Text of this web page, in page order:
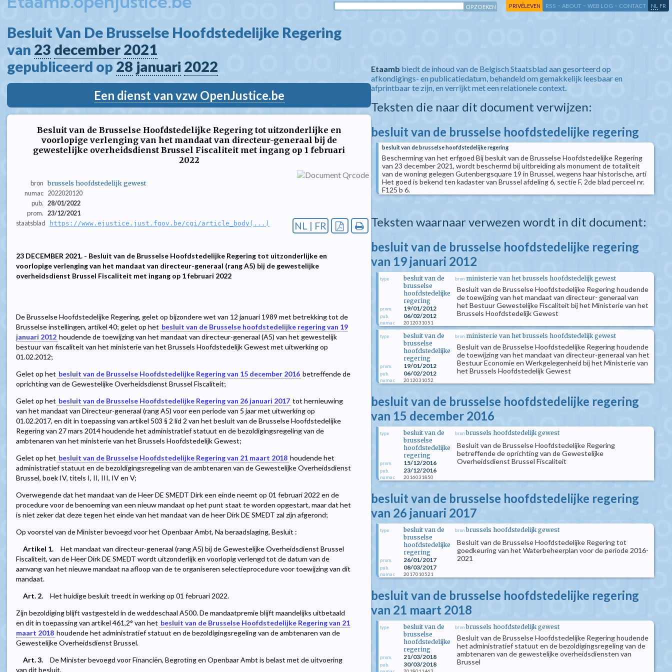
PRIVÉLEVEN RSS - ABOUT - WEB LOG - CONTACT NL FR
Besluit Van De Brusselse Hoofdstedelijke Regering
van 23 december 2021
gepubliceerd op 28 januari 2022
Een dienst van vzw OpenJustice.be
Besluit van de Brusselse Hoofdstedelijke Regering tot uitzonderlijke en
voorlopige verlenging van het mandaat van directeur-generaal bij de
gewestelijke overheidsdienst Brussel Fiscaliteit met ingang op 1 februari
2022
bron brussels hoofdstedelijk gewest
numac 2022020120
pub. 28/01/2022
prom. 23/12/2021
staatsblad
https://www.ejustice.just.fgov.be/cgi/article_body(...) NL | FR
23 DECEMBER 2021. - Besluit van de Brusselse Hoofdstedelijke Regering tot uitzonderlijke en
voorlopige verlenging van het mandaat van directeur-generaal (rang A5) bij de gewestelijke
overheidsdienst Brussel Fiscaliteit met ingang op 1 februari 2022
De Brusselse Hoofdstedelijke Regering, gelet op bijzondere wet van 12 januari 1989 met betrekking tot de
Brusselse instellingen, artikel 40; gelet op het besluit van de Brusselse hoofdstedelijke regering van 19
januari 2012 houdende de toewijzing van het mandaat van directeur-generaal (A5) van het gewestelijk
bestuur van fiscaliteit van het ministerie van het Brussels Hoofdstedelijk Gewest met uitwerking op
01.02.2012;
Gelet op het besluit van de Brusselse Hoofdstedelijke Regering van 15 december 2016 betreffende de
oprichting van de Gewestelijke Overheidsdienst Brussel Fiscaliteit;
Gelet op het besluit van de Brusselse Hoofdstedelijke Regering van 26 januari 2017 tot hernieuwing
van het mandaat van Directeur-generaal (rang A5) voor een periode van 5 jaar met uitwerking op
01.02.2017, en dit in toepassing van artikel 503 § 2 lid 2 van het besluit van de Brusselse Hoofdstedelijke
Regering van 27 mars 2014 houdende het administratief statuut en de bezoldigingsregeling van de
ambtenaren van het ministerie van het Brussels Hoofdstedelijk Gewest;
Gelet op het besluit van de Brusselse Hoofdstedelijke Regering van 21 maart 2018 houdende het
administratief statuut en de bezoldigingsregeling van de ambtenaren van de Gewestelijke Overheidsdienst
Brussel, boek IV, titels I, II, III, IV en V;
Overwegende dat het mandaat van de Heer DE SMEDT Dirk een einde neemt op 01 februari 2022 en de
procedure voor de benoeming van een nieuw mandaat op het punt staat te worden opgestart, maar dat het
is niet zeker dat deze tegen het einde van het mandaat van de heer Dirk DE SMEDT zal zijn afgerond;
Op voorstel van de Minister bevoegd voor het Openbaar Ambt, Na beraadslaging, Besluit :
Artikel 1.
Het mandaat van directeur-generaal (rang A5) bij de Gewestelijke Overheidsdienst Brussel
Fiscaliteit, van de Heer Dirk DE SMEDT wordt uitzonderlijk en voorlopig verlengd tot de datum van de
aanvang van het nieuwe mandaat na afloop van de te organiseren selectieprocedure voor toewijzing van dit
mandaat.
Art. 2.
Het huidige besluit treedt in werking op 01 februari 2022.
Zijn bezoldiging blijft vastgesteld in de weddeschaal A500. De mandaatpremie blijft maandelijks uitbetaald
en dit in toepassing van artikel 461,2° van het besluit van de Brusselse Hoofdstedelijke Regering van 21
maart 2018 houdende het administratief statuut en de bezoldigingsregeling van de ambtenaren van de
Gewestelijke Overheidsdienst Brussel.
Art. 3.
De Minister bevoegd voor Financiën, Begroting en Openbaar Ambt is belast met de uitvoering
van dit besluit.
Etaamb biedt de inhoud van de Belgisch Staatsblad aan gesorteerd op
afkondigings- en publicatiedatum, behandeld om gemakkelijk leesbaar en
afprintbaar te zijn, en verrijkt met een relationele context.
Teksten die naar dit document verwijzen:
besluit van de brusselse hoofdstedelijke regering
besluit van de brusselse hoofdstedelijke regering
Bescherming van het erfgoed Bij besluit van de Brusselse Hoofdstedelijke Regering
van 23 december 2021, wordt beschermd bij uitbreiding als monument de totaliteit
van de woning gelegen Gutenbergsquare 19 in Brussel, wegens haar historische, arti
Het goed is bekend ten kadaster van Brussel afdeling 6, sectie F, 2de blad perceel nr.
F125 b 6.
Teksten waarnaar verwezen wordt in dit document:
besluit van de brusselse hoofdstedelijke regering
van 19 januari 2012
type
besluit van de
brusselse
hoofdstedelijke
regering
prom. 19/01/2012
pub. 06/02/2012
numac 2012031051
bron ministerie van het brussels hoofdstedelijk gewest
Besluit van de Brusselse Hoofdstedelijke Regering houdende
de toewijzing van het mandaat van directeur- generaal van
het Bestuur Gewestelijke Fiscaliteit bij het Ministerie van het
Brussels Hoofdstedelijk Gewest
type
besluit van de
brusselse
hoofdstedelijke
regering
prom. 19/01/2012
pub. 06/02/2012
numac 2012031052
bron ministerie van het brussels hoofdstedelijk gewest
Besluit van de Brusselse Hoofdstedelijke Regering houdende
de toewijzing van het mandaat van directeur-generaal van het
Bestuur Economie en Werkgelegenheid bij het Ministerie van
het Brussels Hoofdstedelijk Gewest
besluit van de brusselse hoofdstedelijke regering
van 15 december 2016
type
besluit van de
brusselse
hoofdstedelijke
regering
prom. 15/12/2016
pub. 23/12/2016
numac 2016031850
bron brussels hoofdstedelijk gewest
Besluit van de Brusselse Hoofdstedelijke Regering
betreffende de oprichting van de Gewestelijke
Overheidsdienst Brussel Fiscaliteit
besluit van de brusselse hoofdstedelijke regering
van 26 januari 2017
type
besluit van de
brusselse
hoofdstedelijke
regering
prom. 26/01/2017
pub. 08/03/2017
numac 2017010521
bron brussels hoofdstedelijk gewest
Besluit van de Brusselse Hoofdstedelijke Regering tot
goedkeuring van het Waterbeheerplan voor de periode 2016-
2021
besluit van de brusselse hoofdstedelijke regering
van 21 maart 2018
type
besluit van de
brusselse
hoofdstedelijke
regering
prom. 21/03/2018
pub. 30/03/2018
bron brussels hoofdstedelijk gewest
Besluit van de Brusselse Hoofdstedelijke Regering houdende
het administratief statuut en de bezoldigingsregeling van de
ambtenaren van de gewestelijke overheidsdiensten van
Brussel